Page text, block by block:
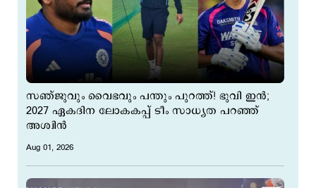
സഞ്ജുവും വൈഭവും പന്തും പുറത്ത്! ഭുവി ഇന്‍;
2027 ഏകദിന ലോകകപ്പ് ടീം സാധ്യത പറഞ്ഞ്
അശ്വിന്‍
Aug 01, 2026